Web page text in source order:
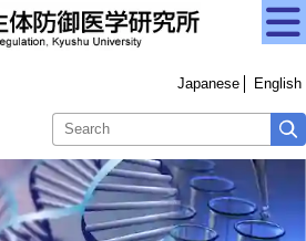
Japanese English